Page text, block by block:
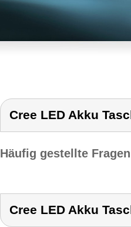
Cree LED Akku
Häufig gestellte
Cree LED Akku